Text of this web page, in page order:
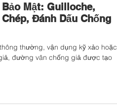
Mật: Guilloche,
Đánh Dấu Chống
thường, vận dụng kỹ xảo hoặc
đường vân chống giả được tạo